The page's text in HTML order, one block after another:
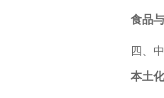
食品
四、
本土